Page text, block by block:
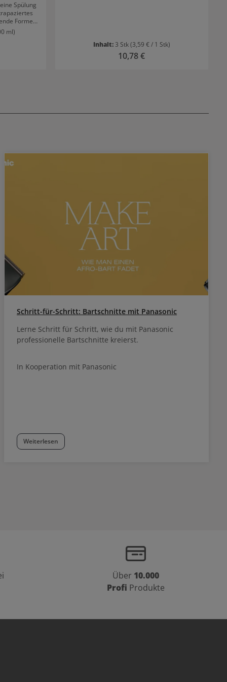
Spülung
Formel
ml)
Inhalt: 3 Stk(3,59 € / 1 Stk)
Regulärer Preis:
10,78 €
Schritt-für-Schritt: Bartschnitte mit Panasonic
Lerne Schritt für Schritt, wie du mit Panasonic
professionelle Bartschnitte kreierst.
In Kooperation mit Panasonic
Weiterlesen
Über 10.000
Profi Produkte